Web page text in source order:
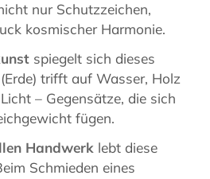
nur Schutzzeichen,
kosmischer Harmonie.
spiegelt sich dieses
trifft auf Wasser, Holz
– Gegensätze, die sich
fügen.
Handwerk lebt diese
Schmieden eines